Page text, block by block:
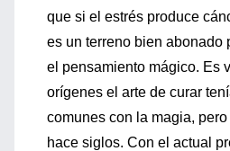
que si el estrés produce
es un terreno bien abonado
el pensamiento mágico. Es
orígenes el arte de curar
comunes con la magia,
hace siglos. Con el actual